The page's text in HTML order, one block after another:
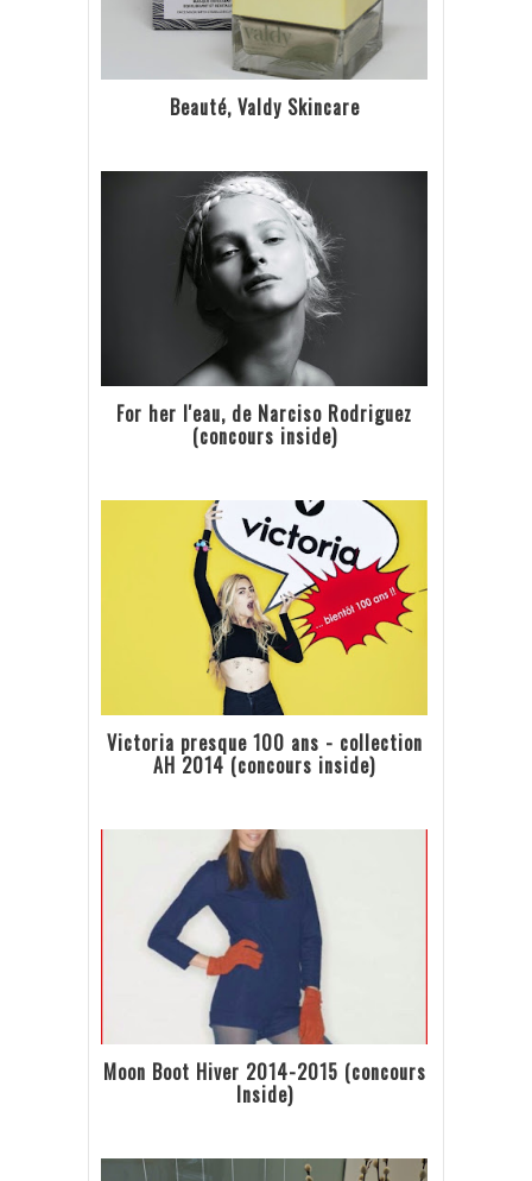
Beauté, Valdy Skincare
For her l'eau, de Narciso Rodriguez
(concours inside)
Victoria presque 100 ans - collection
AH 2014 (concours inside)
Moon Boot Hiver 2014-2015 (concours
Inside)